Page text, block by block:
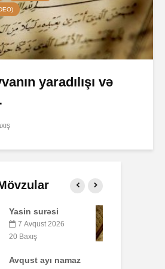
yaradılışı və
Qeyri-müsəlmanı
öldürən bir
müsəlmana qisas
edilərmi?